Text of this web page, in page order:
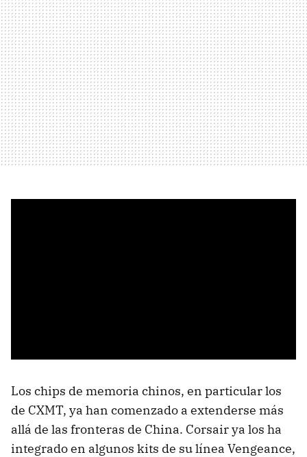
Los chips de memoria chinos, en particular los
de CXMT, ya han comenzado a extenderse más
allá de las fronteras de China. Corsair ya los ha
integrado en algunos kits de su línea Vengeance,